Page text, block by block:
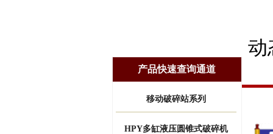
产品快速查询通道
移动破碎站系列
HPY多缸液压圆锥式破碎机
动